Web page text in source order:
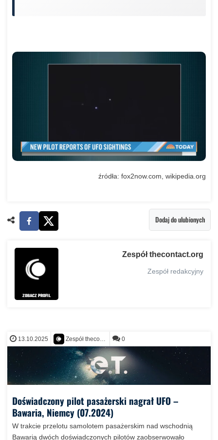
źródła: fox2now.com, wikipedia.org
Dodaj do ulubionych
ZOBACZ PROFIL
Zespół thecontact.org
Zespół redakcyjny
13.10.2025 Zespół thecontact.org 0
Doświadczony pilot pasażerski nagrał UFO –
Bawaria, Niemcy (07.2024)
W trakcie przelotu samolotem pasażerskim nad wschodnią
Bawarią dwóch doświadczonych pilotów zaobserwowało